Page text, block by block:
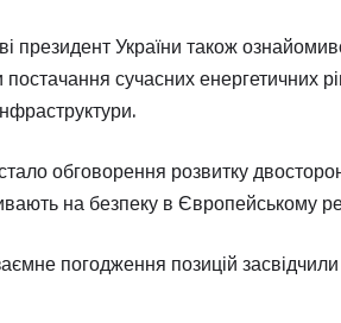
президент України також
сучасних енергетичних
обговорення розвитку
на безпеку в Європейському
погодження позицій